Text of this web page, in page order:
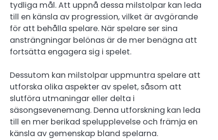
tydliga mål. Att uppnå dessa milstolpar kan leda
till en känsla av progression, vilket är avgörande
för att behålla spelare. När spelare ser sina
ansträngningar belönas är de mer benägna att
fortsätta engagera sig i spelet.
Dessutom kan milstolpar uppmuntra spelare att
utforska olika aspekter av spelet, såsom att
slutföra utmaningar eller delta i
säsongsevenemang. Denna utforskning kan leda
till en mer berikad spelupplevelse och främja en
känsla av gemenskap bland spelarna.